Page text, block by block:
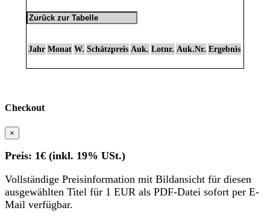
Jahr Monat W. Schätzpreis Auk. Lotnr. Auk.Nr. Ergebnis
Checkout
×
Preis: 1€ (inkl. 19% USt.)
Vollständige Preisinformation mit Bildansicht für diesen
ausgewählten Titel für 1 EUR als PDF-Datei sofort per E-
Mail verfügbar.